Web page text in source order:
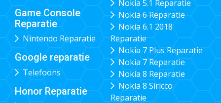
Game Console
Reparatie
Nintendo Reparatie
Google reparatie
Telefoons
Honor Reparatie
Nokia 5.1 Reparatie
Nokia 6 Reparatie
Nokia 6.1 2018
Reparatie
Nokia 7 Plus Reparatie
Nokia 7 Reparatie
Nokia 8 Reparatie
Nokia 8 Siricco
Reparatie